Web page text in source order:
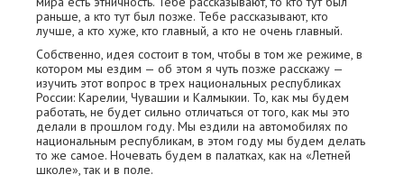
раньше, а кто тут был позже. Тебе рассказывают, кто
лучше, а кто хуже, кто главный, а кто не очень главный.
Собственно, идея состоит в том, чтобы в том же режиме, в
котором мы ездим — об этом я чуть позже расскажу —
изучить этот вопрос в трех национальных республиках
России: Карелии, Чувашии и Калмыкии. То, как мы будем
работать, не будет сильно отличаться от того, как мы это
делали в прошлом году. Мы ездили на автомобилях по
национальным республикам, в этом году мы будем делать
то же самое. Ночевать будем в палатках, как на «Летней
школе», так и в поле.